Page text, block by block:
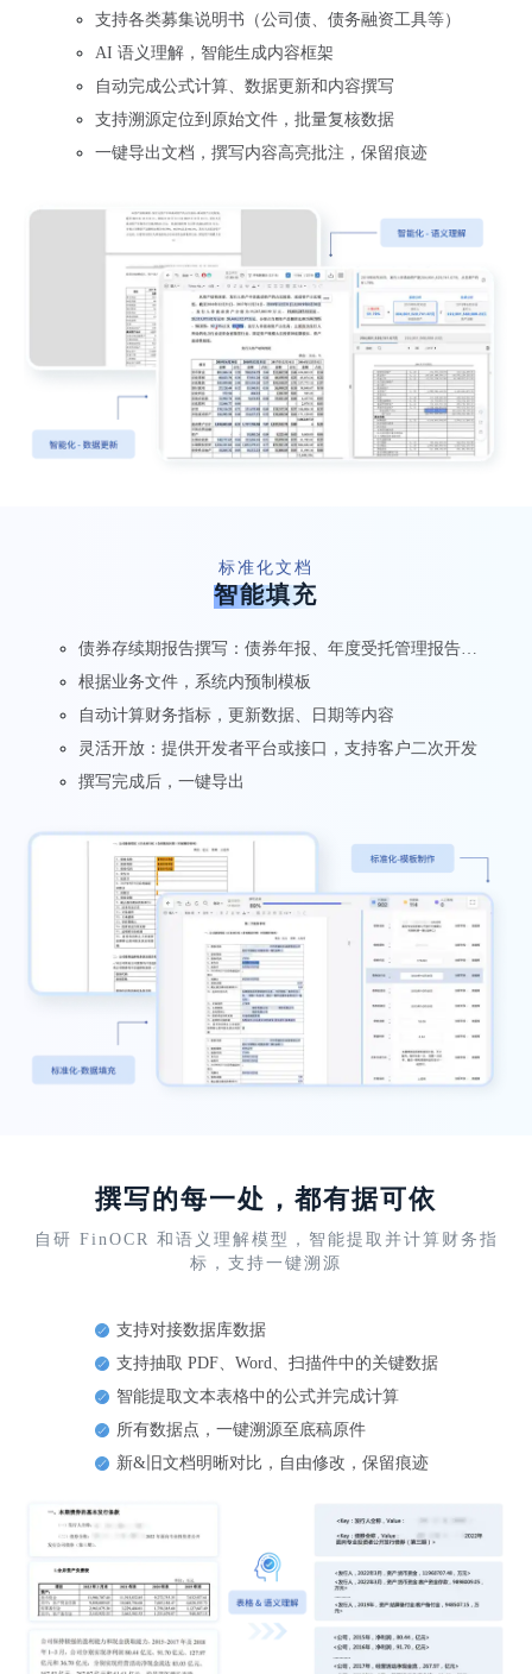
支持各类募集说明书（公司债、债务融资工具等）
AI 语义理解，智能生成内容框架
自动完成公式计算、数据更新和内容撰写
支持溯源定位到原始文件，批量复核数据
一键导出文档，撰写内容高亮批注，保留痕迹
标准化文档
智能填充
债券存续期报告撰写：债券年报、年度受托管理报告…
根据业务文件，系统内预制模板
自动计算财务指标，更新数据、日期等内容
灵活开放：提供开发者平台或接口，支持客户二次开发
撰写完成后，一键导出
撰写的每一处，都有据可依
自研 FinOCR 和语义理解模型，智能提取并计算财务指
标，支持一键溯源
支持对接数据库数据
支持抽取 PDF、Word、扫描件中的关键数据
智能提取文本表格中的公式并完成计算
所有数据点，一键溯源至底稿原件
新&旧文档明晰对比，自由修改，保留痕迹